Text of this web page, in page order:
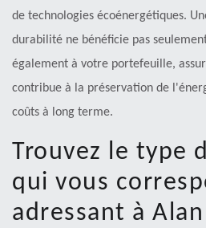
de technologies écoénergétiques.
durabilité ne bénéficie pas
également à votre portefeuille,
contribue à la préservation de
coûts à long terme.
Trouvez le type
qui vous
adressant à